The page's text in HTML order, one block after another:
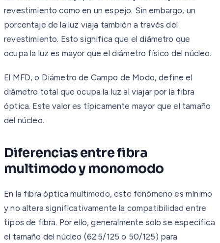
revestimiento como en un espejo. Sin embargo, un
porcentaje de la luz viaja también a través del
revestimiento. Esto significa que el diámetro que
ocupa la luz es mayor que el diámetro físico del núcleo.
El MFD, o Diámetro de Campo de Modo, define el
diámetro total que ocupa la luz al viajar por la fibra
óptica. Este valor es típicamente mayor que el tamaño
del núcleo.
Diferencias entre fibra
multimodo y monomodo
En la fibra óptica multimodo, este fenómeno es mínimo
y no altera significativamente la compatibilidad entre
tipos de fibra. Por ello, generalmente solo se especifica
el tamaño del núcleo (62.5/125 o 50/125) para